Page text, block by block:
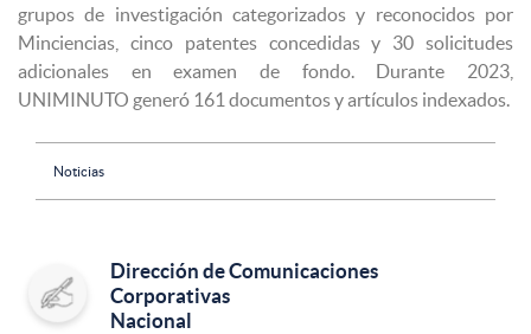
grupos de investigación categorizados​ y reconocidos por
Minciencias, cinco patentes concedidas y 30 solicitudes
adicionales en examen de fondo. Durante 2023,
UNIMINUTO generó 161 documentos y artículos indexados.
Noticias
Dirección de Comunicaciones
Corporativas
Nacional